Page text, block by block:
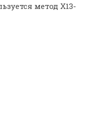
метод X13-